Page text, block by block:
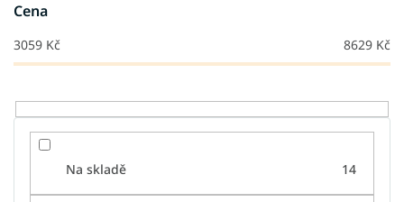
u
k
t
Cena
3059 Kč 8629 Kč
Na skladě 14